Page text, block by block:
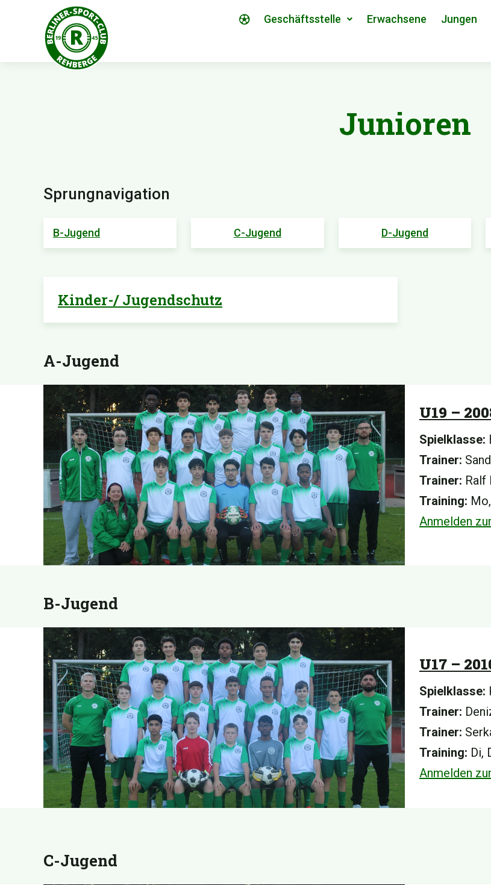
Geschäftsstelle Erwachsene Jungen
Junioren
Sprungnavigation
B-Jugend C-Jugend D-Jugend
Kinder-/ Jugendschutz
A-Jugend
U19 –
Spielklasse:
Trainer:
Trainer: Ralf
Training:
Anmelden
B-Jugend
U17 –
Spielklasse:
Trainer:
Trainer:
Training: Di,
Anmelden
C-Jugend